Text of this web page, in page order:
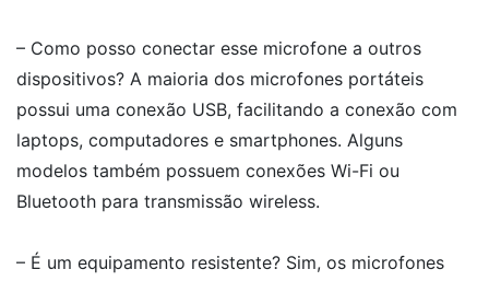
– Como posso conectar esse microfone a outros
dispositivos? A maioria dos microfones portáteis
possui uma conexão USB, facilitando a conexão com
laptops, computadores e smartphones. Alguns
modelos também possuem conexões Wi-Fi ou
Bluetooth para transmissão wireless.
– É um equipamento resistente? Sim, os microfones